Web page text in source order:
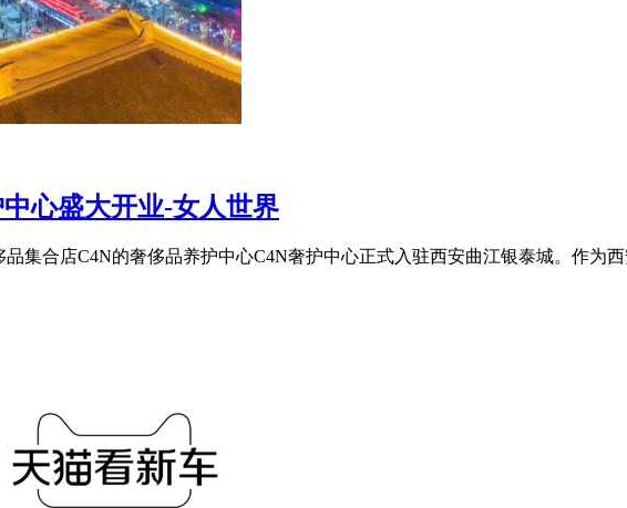
心盛大开业-女人世界
集合店C4N的奢侈品养护中心C4N奢护中心正式入驻西安曲江银泰城。作为